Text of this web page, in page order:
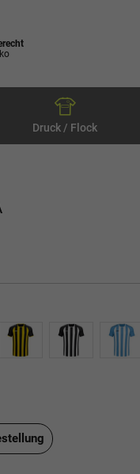
Druck / Flock